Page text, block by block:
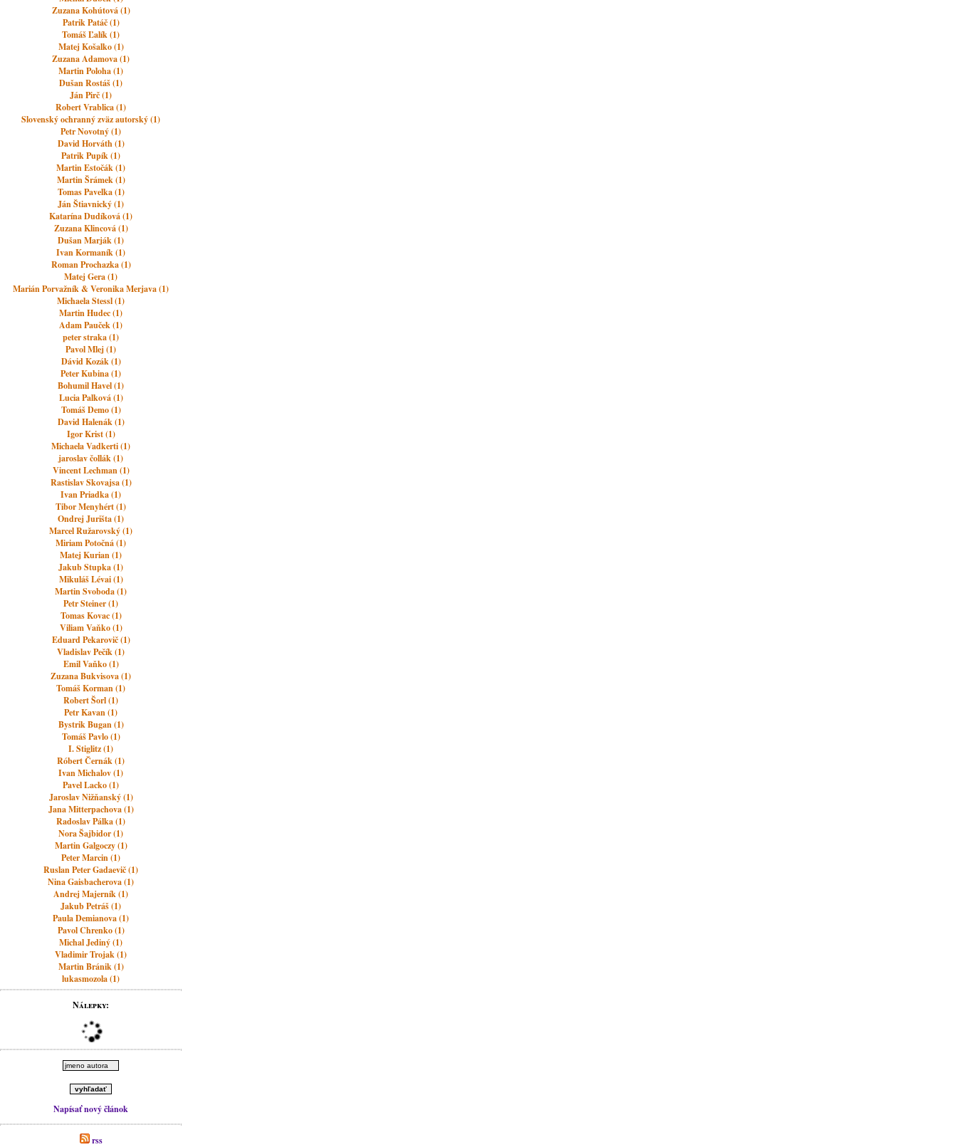
Zuzana Kohútová (1)
Patrik Patáč (1)
Tomáš Ľalík (1)
Matej Košalko (1)
Zuzana Adamova (1)
Martin Poloha (1)
Dušan Rostáš (1)
Ján Pirč (1)
Robert Vrablica (1)
Slovenský ochranný zväz autorský (1)
Petr Novotný (1)
David Horváth (1)
Patrik Pupík (1)
Martin Estočák (1)
Martin Šrámek (1)
Tomas Pavelka (1)
Ján Štiavnický (1)
Katarína Dudíková (1)
Zuzana Klincová (1)
Dušan Marják (1)
Ivan Kormaník (1)
Roman Prochazka (1)
Matej Gera (1)
Marián Porvažník & Veronika Merjava (1)
Michaela Stessl (1)
Martin Hudec (1)
Adam Pauček (1)
peter straka (1)
Pavol Mlej (1)
Dávid Kozák (1)
Peter Kubina (1)
Bohumil Havel (1)
Lucia Palková (1)
Tomáš Demo (1)
David Halenák (1)
Igor Krist (1)
Michaela Vadkerti (1)
jaroslav čollák (1)
Vincent Lechman (1)
Rastislav Skovajsa (1)
Ivan Priadka (1)
Tibor Menyhért (1)
Ondrej Jurišta (1)
Marcel Ružarovský (1)
Miriam Potočná (1)
Matej Kurian (1)
Jakub Stupka (1)
Mikuláš Lévai (1)
Martin Svoboda (1)
Petr Steiner (1)
Tomas Kovac (1)
Viliam Vaňko (1)
Eduard Pekarovič (1)
Vladislav Pečík (1)
Emil Vaňko (1)
Zuzana Bukvisova (1)
Tomáš Korman (1)
Robert Šorl (1)
Petr Kavan (1)
Bystrik Bugan (1)
Tomáš Pavlo (1)
I. Stiglitz (1)
Róbert Černák (1)
Ivan Michalov (1)
Pavel Lacko (1)
Jaroslav Nižňanský (1)
Jana Mitterpachova (1)
Radoslav Pálka (1)
Nora Šajbidor (1)
Martin Galgoczy (1)
Peter Marcin (1)
Ruslan Peter Gadaevič (1)
Nina Gaisbacherova (1)
Andrej Majerník (1)
Jakub Petráš (1)
Paula Demianova (1)
Pavol Chrenko (1)
Michal Jediný (1)
Vladimir Trojak (1)
Martin Bránik (1)
lukasmozola (1)
Nálepky:
Napísať nový článok
rss